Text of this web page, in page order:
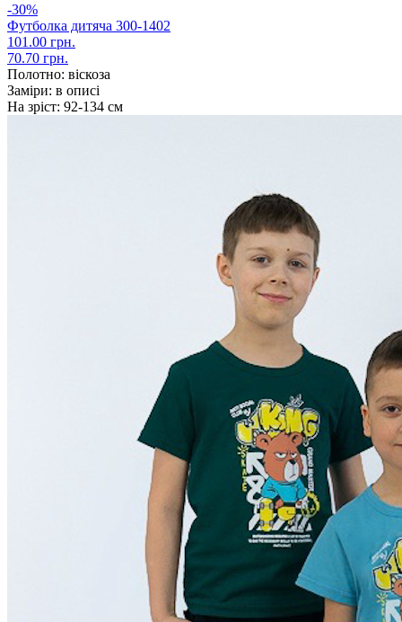
-30%
Футболка дитяча 300-1402
101.00 грн.
70.70 грн.
Полотно: віскоза
Заміри: в описі
На зріст: 92-134 см